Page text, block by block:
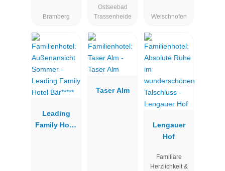
Bramberg
Ostseebad
Trassenheide
Welschnofen
Leading
Family Hotel
Taser Alm
Lengauer
Hof
Familiäre
Herzlichkeit &